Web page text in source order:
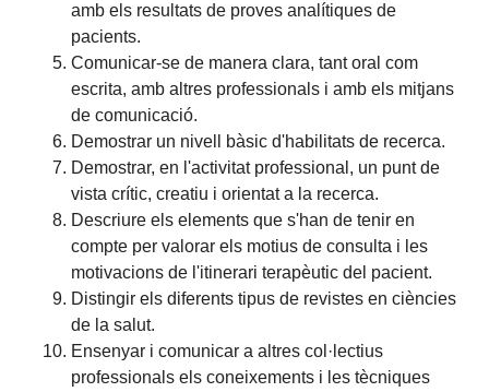
amb els resultats de proves analítiques de
pacients.
Comunicar-se de manera clara, tant oral com
escrita, amb altres professionals i amb els mitjans
de comunicació.
Demostrar un nivell bàsic d'habilitats de recerca.
Demostrar, en l'activitat professional, un punt de
vista crític, creatiu i orientat a la recerca.
Descriure els elements que s'han de tenir en
compte per valorar els motius de consulta i les
motivacions de l'itinerari terapèutic del pacient.
Distingir els diferents tipus de revistes en ciències
de la salut.
Ensenyar i comunicar a altres col·lectius
professionals els coneixements i les tècniques